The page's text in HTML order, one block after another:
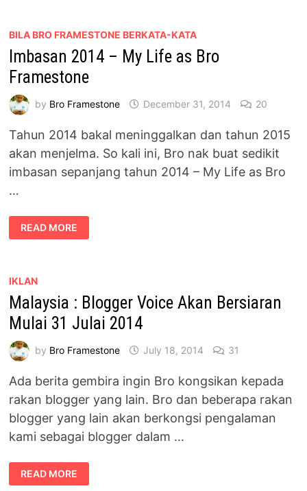
HQ,
ALAM
BILA BRO FRAMESTONE BERKATA-KATA
Imbasan 2014 – My Life as Bro
Framestone
by Bro Framestone December 31, 2014 20
Tahun 2014 bakal meninggalkan dan tahun 2015
akan menjelma. So kali ini, Bro nak buat sedikit
imbasan sepanjang tahun 2014 – My Life as Bro
…
IMBASAN
2014
–
BRO
READ MORE
IKLAN
Malaysia : Blogger Voice Akan Bersiaran
Mulai 31 Julai 2014
by Bro Framestone July 18, 2014 31
Ada berita gembira ingin Bro kongsikan kepada
rakan blogger yang lain. Bro dan beberapa rakan
blogger yang lain akan berkongsi pengalaman
kami sebagai blogger dalam …
MALAYSIA
:
BLOGGER
READ MORE